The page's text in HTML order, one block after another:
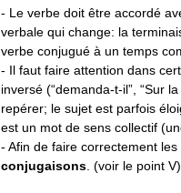
- Le verbe doit être accordé
verbale qui change: la
verbe conjugué à un temps
- Il faut faire attention dans
inversé (“demanda-t-il”, “Sur
repérer; le sujet est parfois
est un mot de sens collectif
- Afin de faire correctement
conjugaisons. (voir le point V)